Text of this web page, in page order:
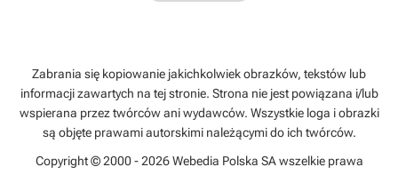
Zabrania się kopiowanie jakichkolwiek obrazków, tekstów lub
informacji zawartych na tej stronie. Strona nie jest powiązana i/lub
wspierana przez twórców ani wydawców. Wszystkie loga i obrazki
są objęte prawami autorskimi należącymi do ich twórców.
Copyright © 2000 - 2026 Webedia Polska SA wszelkie prawa